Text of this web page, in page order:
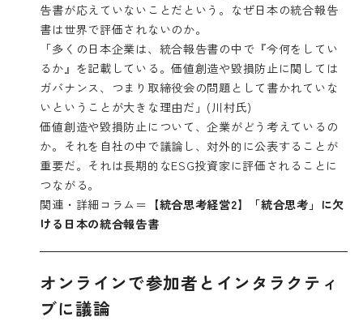
告書が応えていないことだという。なぜ日本の統合報告
書は世界で評価されないのか。
「多くの日本企業は、統合報告書の中で『今何をしてい
るか』を記載している。価値創造や毀損防止に関しては
ガバナンス、つまり取締役会の問題として書かれていな
いということが大きな理由だ」(川村氏)
価値創造や毀損防止について、企業がどう考えているの
か。それを自社の中で議論し、対外的に公表することが
重要だ。それは長期的なESG投資家に評価されることに
つながる。
関連・詳細コラム＝ 【統合思考経営2】「統合思考」に欠
ける日本の統合報告書
オンラインで参加者とインタラクティ
ブに議論